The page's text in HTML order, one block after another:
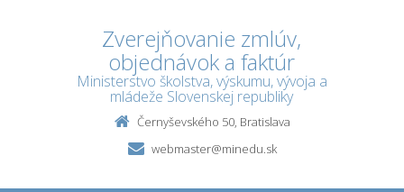
Zverejňovanie zmlúv,
objednávok a faktúr
Ministerstvo školstva, výskumu, vývoja a
mládeže Slovenskej republiky
Černyševského 50, Bratislava
webmaster@minedu.sk